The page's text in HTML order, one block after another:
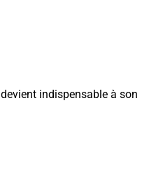
indispensable à son